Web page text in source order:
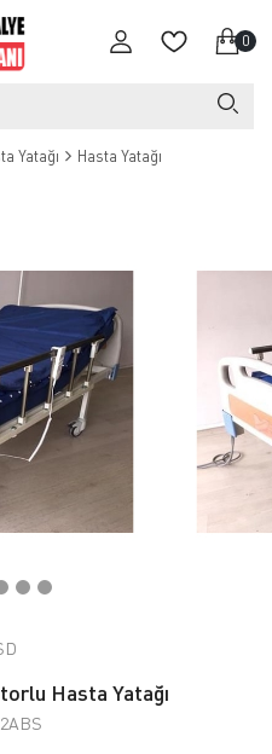
0
Yatağı Hasta Yatağı
Hasta Yatağı